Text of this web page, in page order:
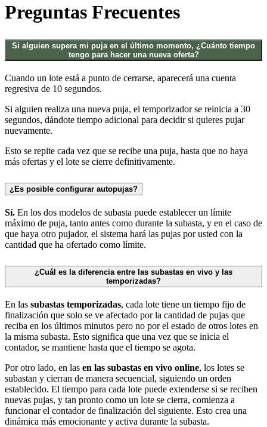
Preguntas Frecuentes
Si alguien supera mi puja en el último momento, ¿Cuánto tiempo
tengo para hacer una nueva oferta?
Cuando un lote está a punto de cerrarse, aparecerá una cuenta
regresiva de 10 segundos.
Si alguien realiza una nueva puja, el temporizador se reinicia a 30
segundos, dándote tiempo adicional para decidir si quieres pujar
nuevamente.
Esto se repite cada vez que se recibe una puja, hasta que no haya
más ofertas y el lote se cierre definitivamente.
¿Es posible configurar autopujas?
Sí. En los dos modelos de subasta puede establecer un límite
máximo de puja, tanto antes como durante la subasta, y en el caso de
que haya otro pujador, el sistema hará las pujas por usted con la
cantidad que ha ofertado como límite.
¿Cuál es la diferencia entre las subastas en vivo y las
temporizadas?
En las subastas temporizadas, cada lote tiene un tiempo fijo de
finalización que solo se ve afectado por la cantidad de pujas que
reciba en los últimos minutos pero no por el estado de otros lotes en
la misma subasta. Esto significa que una vez que se inicia el
contador, se mantiene hasta que el tiempo se agota.
Por otro lado, en las en las subastas en vivo online, los lotes se
subastan y cierran de manera secuencial, siguiendo un orden
establecido. El tiempo para cada lote puede extenderse si se reciben
nuevas pujas, y tan pronto como un lote se cierra, comienza a
funcionar el contador de finalización del siguiente. Esto crea una
dinámica más emocionante y activa durante la subasta.